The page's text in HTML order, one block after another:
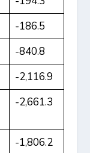
-186.5
-840.8
-2,116.9
-2,661.3
-1,806.2